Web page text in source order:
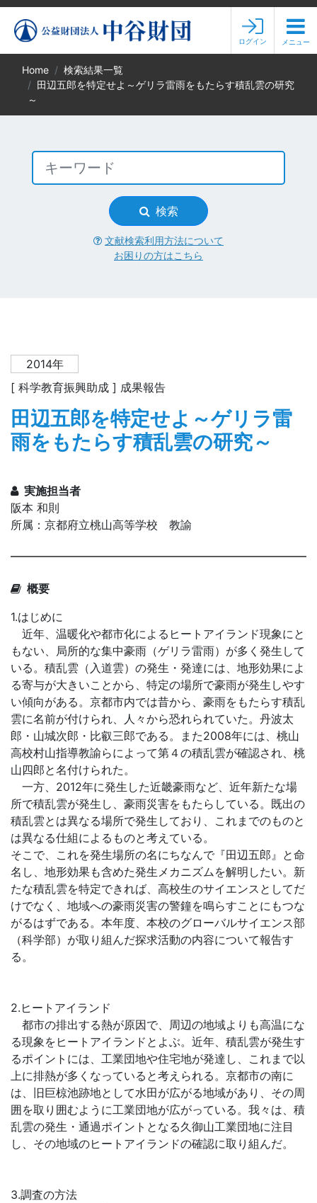
ログイン メニュー
Home
検索結果一覧
田辺五郎を特定せよ～ゲリラ雷雨をもたらす積乱雲の研究
～
検索
文献検索利用方法について
お困りの方はこちら
2014年
[ 科学教育振興助成 ] 成果報告
田辺五郎を特定せよ～ゲリラ雷
雨をもたらす積乱雲の研究～
実施担当者
阪本 和則
所属：京都府立桃山高等学校 教諭
概要
1.はじめに
近年、温暖化や都市化によるヒートアイランド現象にと
もない、局所的な集中豪雨（ゲリラ雷雨）が多く発生して
いる。積乱雲（入道雲）の発生・発達には、地形効果によ
る寄与が大きいことから、特定の場所で豪雨が発生しやす
い傾向がある。京都市内では昔から、豪雨をもたらす積乱
雲に名前が付けられ、人々から恐れられていた。丹波太
郎・山城次郎・比叡三郎である。また2008年には、桃山
高校村山指導教諭らによって第４の積乱雲が確認され、桃
山四郎と名付けられた。
一方、2012年に発生した近畿豪雨など、近年新たな場
所で積乱雲が発生し、豪雨災害をもたらしている。既出の
積乱雲とは異なる場所で発生しており、これまでのものと
は異なる仕組によるものと考えている。
そこで、これを発生場所の名にちなんで『田辺五郎』と命
名し、地形効果も含めた発生メカニズムを解明したい。新
たな積乱雲を特定できれば、高校生のサイエンスとしてだ
けでなく、地域への豪雨災害の警鐘を鳴らすことにもつな
がるはずである。本年度、本校のグローバルサイエンス部
（科学部）が取り組んだ探求活動の内容について報告す
る。
2.ヒートアイランド
都市の排出する熱が原因で、周辺の地域よりも高温にな
る現象をヒートアイランドとよぶ。近年、積乱雲が発生す
るポイントには、工業団地や住宅地が発達し、これまで以
上に排熱が多くなっていると考えられる。京都市の南に
は、旧巨椋池跡地として水田が広がる地域があり、その周
囲を取り囲むように工業団地が広がっている。我々は、積
乱雲の発生・通過ポイントとなる久御山工業団地に注目
し、その地域のヒートアイランドの確認に取り組んだ。
3.調査の方法